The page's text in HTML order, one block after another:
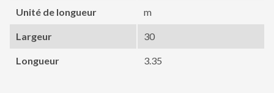
Unité de longueur m
Largeur 30
Longueur 3.35